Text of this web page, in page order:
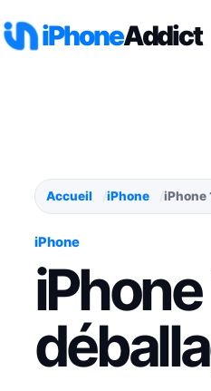
iPhoneAddict
Accueil iPhone iPhone
iPhone
iPhone